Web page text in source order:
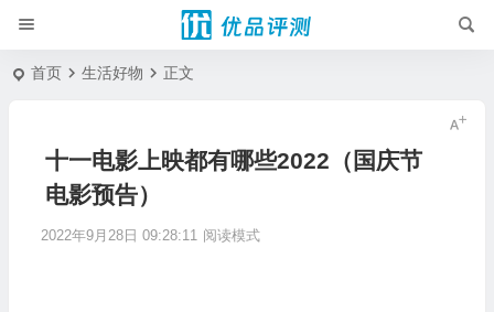
首页 生活好物 正文
十一电影上映都有哪些2022（国庆节
电影预告）
2022年9月28日 09:28:11 阅读模式